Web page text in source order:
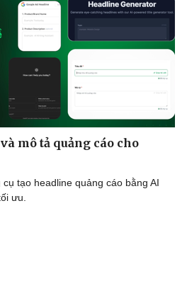
mô tả quảng cáo cho
tạo headline quảng cáo bằng AI
ưu.